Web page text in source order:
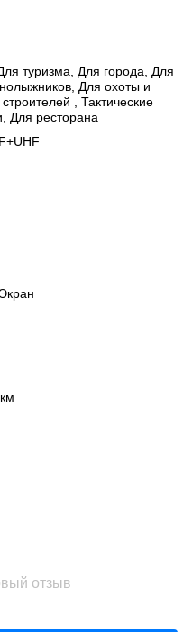
туризма Для города
Для
Для охоты и
Тактические
Для ресторана
отзыв